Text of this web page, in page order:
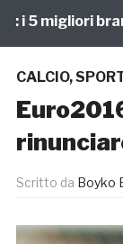
5 migliori
CALCIO,
Scritto da Boyko